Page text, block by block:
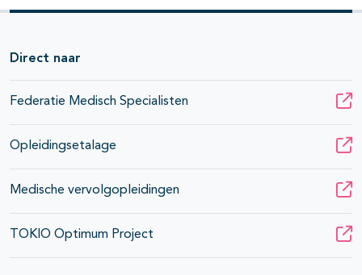
Direct naar
Federatie Medisch Specialisten
Opleidingsetalage
Medische vervolgopleidingen
TOKIO Optimum Project